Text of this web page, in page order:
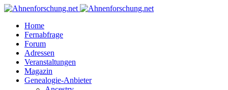
Home
Fernabfrage
Forum
Adressen
Veranstaltungen
Magazin
Genealogie-Anbieter